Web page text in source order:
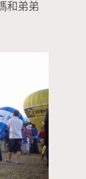
和弟弟